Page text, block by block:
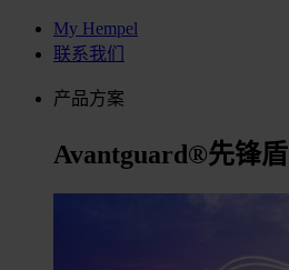
My Hempel
联系我们
产品方案
Avantguard®先锋盾